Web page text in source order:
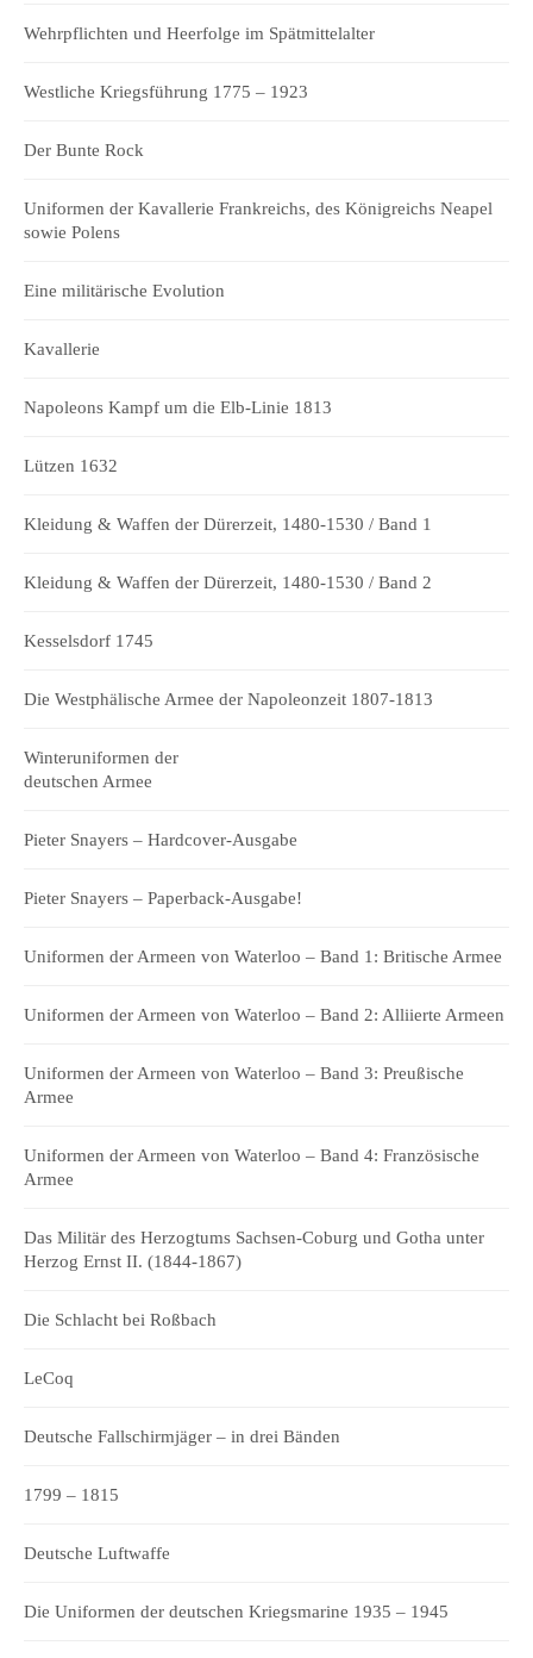
Wehrpflichten und Heerfolge im Spätmittelalter
Westliche Kriegsführung 1775 – 1923
Der Bunte Rock
Uniformen der Kavallerie Frankreichs, des Königreichs Neapel
sowie Polens
Eine militärische Evolution
Kavallerie
Napoleons Kampf um die Elb-Linie 1813
Lützen 1632
Kleidung & Waffen der Dürerzeit, 1480-1530 / Band 1
Kleidung & Waffen der Dürerzeit, 1480-1530 / Band 2
Kesselsdorf 1745
Die Westphälische Armee der Napoleonzeit 1807-1813
Winteruniformen der
deutschen Armee
Pieter Snayers – Hardcover-Ausgabe
Pieter Snayers – Paperback-Ausgabe!
Uniformen der Armeen von Waterloo – Band 1: Britische Armee
Uniformen der Armeen von Waterloo – Band 2: Alliierte Armeen
Uniformen der Armeen von Waterloo – Band 3: Preußische
Armee
Uniformen der Armeen von Waterloo – Band 4: Französische
Armee
Das Militär des Herzogtums Sachsen-Coburg und Gotha unter
Herzog Ernst II. (1844-1867)
Die Schlacht bei Roßbach
LeCoq
Deutsche Fallschirmjäger – in drei Bänden
1799 – 1815
Deutsche Luftwaffe
Die Uniformen der deutschen Kriegsmarine 1935 – 1945